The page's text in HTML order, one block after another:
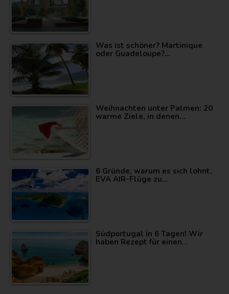
Was ist schöner? Martinique
oder Guadeloupe?…
Weihnachten unter Palmen: 20
warme Ziele, in denen…
6 Gründe, warum es sich lohnt,
EVA AIR-Flüge zu…
Südportugal in 6 Tagen! Wir
haben Rezept für einen…